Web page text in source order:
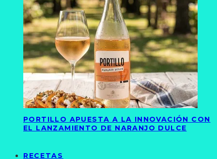
PORTILLO APUESTA A LA INNOVACIÓN CON
EL LANZAMIENTO DE NARANJO DULCE
RECETAS